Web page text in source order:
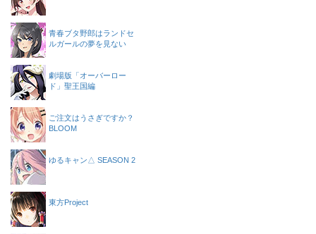
青春ブタ野郎はランドセ
ルガールの夢を見ない
劇場版「オーバーロー
ド」聖王国編
ご注文はうさぎですか？
BLOOM
ゆるキャン△ SEASON 2
東方Project